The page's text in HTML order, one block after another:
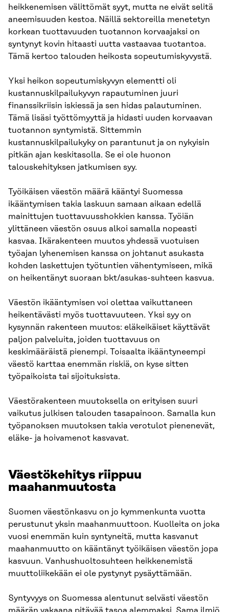
heikkenemisen välittömät syyt, mutta ne eivät selitä
aneemisuuden kestoa. Näillä sektoreilla menetetyn
korkean tuottavuuden tuotannon korvaajaksi on
syntynyt kovin hitaasti uutta vastaavaa tuotantoa.
Tämä kertoo talouden heikosta sopeutumiskyvystä.
Yksi heikon sopeutumiskyvyn elementti oli
kustannuskilpailukyvyn rapautuminen juuri
finanssikriisin iskiessä ja sen hidas palautuminen.
Tämä lisäsi työttömyyttä ja hidasti uuden korvaavan
tuotannon syntymistä. Sittemmin
kustannuskilpailukyky on parantunut ja on nykyisin
pitkän ajan keskitasolla. Se ei ole huonon
talouskehityksen jatkumisen syy.
Työikäisen väestön määrä kääntyi Suomessa
ikääntymisen takia laskuun samaan aikaan edellä
mainittujen tuottavuusshokkien kanssa. Työiän
ylittäneen väestön osuus alkoi samalla nopeasti
kasvaa. Ikärakenteen muutos yhdessä vuotuisen
työajan lyhenemisen kanssa on johtanut asukasta
kohden laskettujen työtuntien vähentymiseen, mikä
on heikentänyt suoraan bkt/asukas-suhteen kasvua.
Väestön ikääntymisen voi olettaa vaikuttaneen
heikentävästi myös tuottavuuteen. Yksi syy on
kysynnän rakenteen muutos: eläkeikäiset käyttävät
paljon palveluita, joiden tuottavuus on
keskimääräistä pienempi. Toisaalta ikääntyneempi
väestö karttaa enemmän riskiä, on kyse sitten
työpaikoista tai sijoituksista.
Väestörakenteen muutoksella on erityisen suuri
vaikutus julkisen talouden tasapainoon. Samalla kun
työpanoksen muutoksen takia verotulot pienenevät,
eläke- ja hoivamenot kasvavat.
Väestökehitys riippuu
maahanmuutosta
Suomen väestönkasvu on jo kymmenkunta vuotta
perustunut yksin maahanmuuttoon. Kuolleita on joka
vuosi enemmän kuin syntyneitä, mutta kasvanut
maahanmuutto on kääntänyt työikäisen väestön jopa
kasvuun. Vanhushuoltosuhteen heikkenemistä
muuttoliikekään ei ole pystynyt pysäyttämään.
Syntyvyys on Suomessa alentunut selvästi väestön